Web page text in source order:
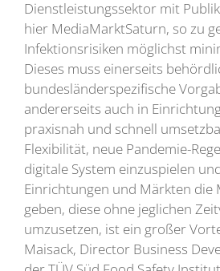
Dienstleistungssektor mit
hier MediaMarktSaturn, so zu
Infektionsrisiken möglichst
Dieses muss einerseits
bundesländerspezifische
andererseits auch in
praxisnah und schnell
Flexibilität, neue Pandemie-
digitale System einzuspielen
Einrichtungen und Märkten die
geben, diese ohne jeglichen
umzusetzen, ist ein großer
Maisack, Director Business